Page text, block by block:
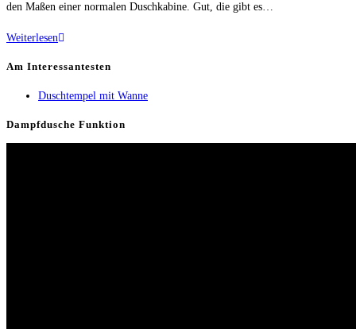
den Maßen einer normalen Duschkabine. Gut, die gibt es…
WeiterlesenDampfduschen
Am Interessantesten
Duschtempel mit Wanne
Dampfdusche Funktion